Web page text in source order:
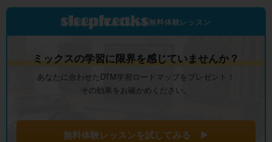
無料体験レッスン
ミックスの学習に限界を感じていませんか？
あなたに合わせたDTM学習ロードマップをプレゼント！
その効果をお確かめください。
無料体験レッスンを試してみる ▶